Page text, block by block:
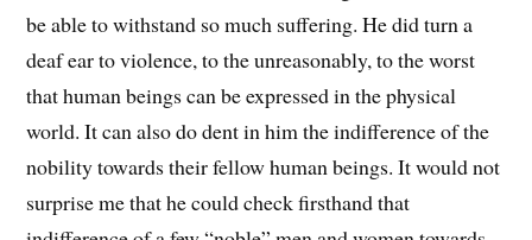
be able to withstand so much suffering. He did turn a
deaf ear to violence, to the unreasonably, to the worst
that human beings can be expressed in the physical
world. It can also do dent in him the indifference of the
nobility towards their fellow human beings. It would not
surprise me that he could check firsthand that